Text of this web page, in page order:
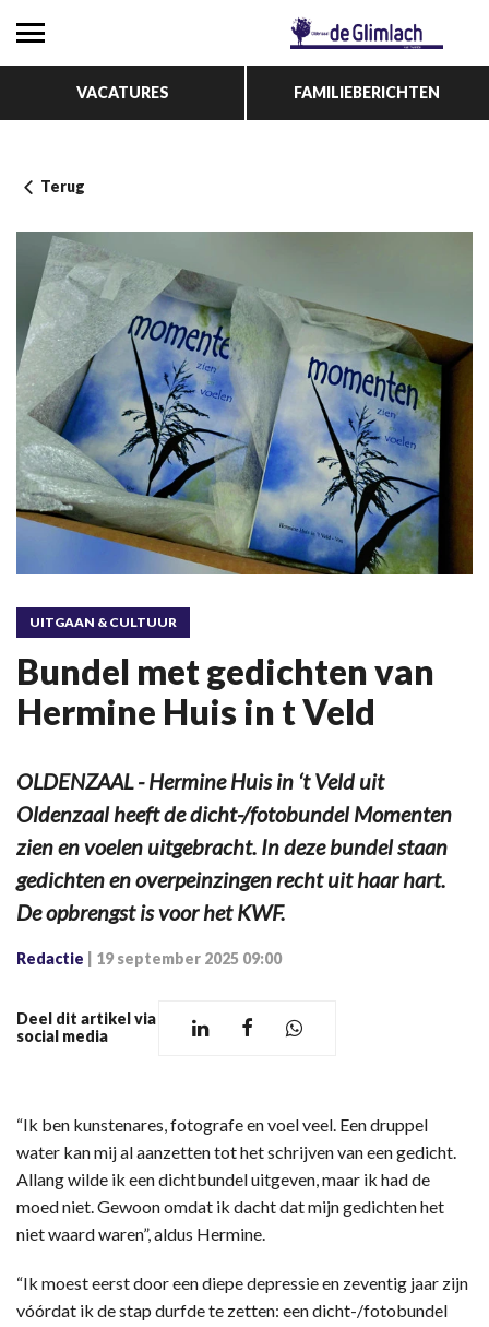
VACATURES FAMILIEBERICHTEN
Terug
UITGAAN & CULTUUR
Bundel met gedichten van
Hermine Huis in t Veld
OLDENZAAL - Hermine Huis in ‘t Veld uit
Oldenzaal heeft de dicht-/fotobundel Momenten
zien en voelen uitgebracht. In deze bundel staan
gedichten en overpeinzingen recht uit haar hart.
De opbrengst is voor het KWF.
Redactie 19 september 2025 09:00
Deel dit artikel via
social media
“Ik ben kunstenares, fotografe en voel veel. Een druppel
water kan mij al aanzetten tot het schrijven van een gedicht.
Allang wilde ik een dichtbundel uitgeven, maar ik had de
moed niet. Gewoon omdat ik dacht dat mijn gedichten het
niet waard waren”, aldus Hermine.
“Ik moest eerst door een diepe depressie en zeventig jaar zijn
vóórdat ik de stap durfde te zetten: een dicht-/fotobundel